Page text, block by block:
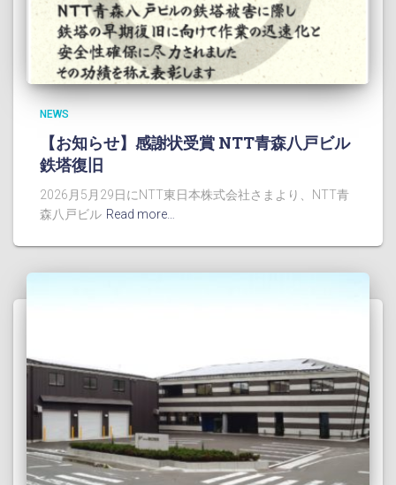
NEWS
【お知らせ】感謝状受賞 NTT青森八戸ビル
鉄塔復旧
2026月5月29日にNTT東日本株式会社さまより、NTT青
森八戸ビル Read more…